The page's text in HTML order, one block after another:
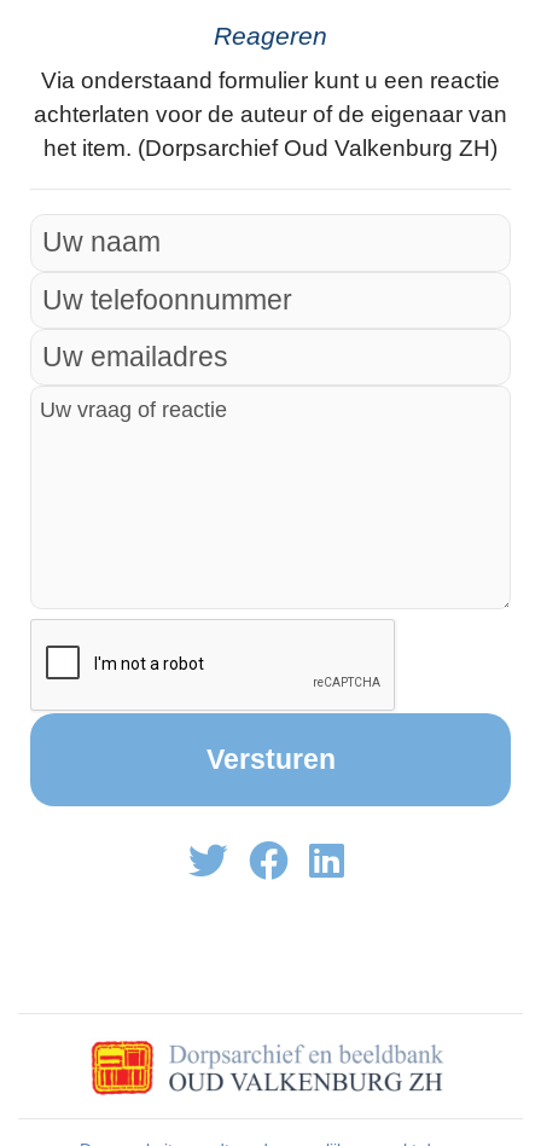
Reageren
Via onderstaand formulier kunt u een reactie
achterlaten voor de auteur of de eigenaar van
het item. (Dorpsarchief Oud Valkenburg ZH)